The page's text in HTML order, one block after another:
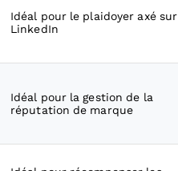
Idéal pour le plaidoyer axé sur
LinkedIn
Idéal pour la gestion de la
réputation de marque